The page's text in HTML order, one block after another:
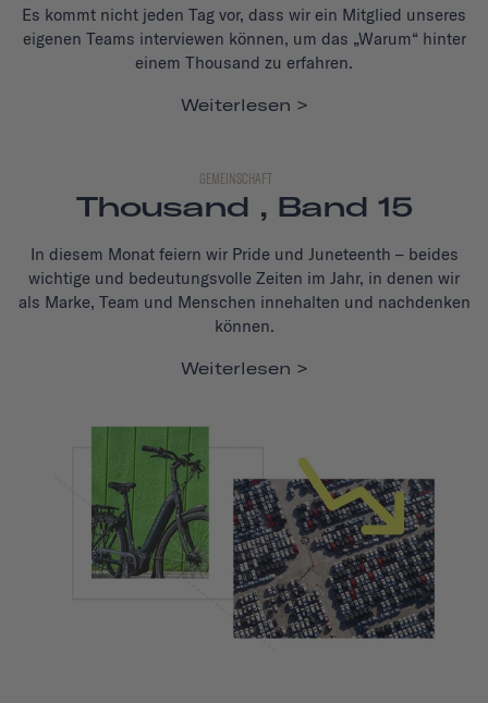
Es kommt nicht jeden Tag vor, dass wir ein Mitglied unseres
eigenen Teams interviewen können, um das „Warum“ hinter
einem Thousand zu erfahren.
Weiterlesen
GEMEINSCHAFT
Thousand , Band 15
In diesem Monat feiern wir Pride und Juneteenth – beides
wichtige und bedeutungsvolle Zeiten im Jahr, in denen wir
als Marke, Team und Menschen innehalten und nachdenken
können.
Weiterlesen